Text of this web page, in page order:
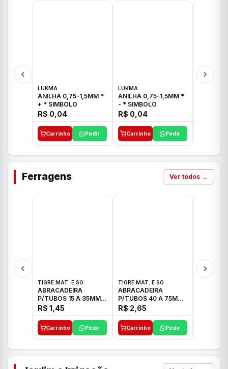
LUKMA
ANILHA 0,75-1,5MM *
+ * SIMBOLO
R$ 0,04
Carrinho Pedir
LUKMA
ANILHA 0,75-1,5MM *
- * SIMBOLO
R$ 0,04
Carrinho Pedir
Ferragens Ver todos →
TIGRE MAT. E SO
ABRACADEIRA
P/TUBOS 15 A 35MM
TIGRE
R$ 1,45
Carrinho Pedir
TIGRE MAT. E SO
ABRACADEIRA
P/TUBOS 40 A 75MM
TIGRE
R$ 2,65
Carrinho Pedir